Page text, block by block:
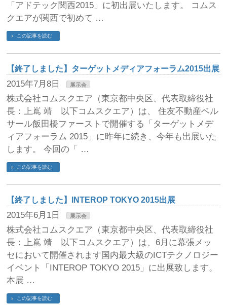
「アドテック関西2015」に初出展いたします。 コムス
クエアが関西で初めて …
この記事を読む
【終了しました】ターゲットメディアフォーラム2015出展
2015年7月8日 展示会
株式会社コムスクエア（東京都中央区、代表取締役社
長：上嶌 靖 以下コムスクエア）は、 住友不動産ベル
サール飯田橋ファーストで開催する「ターゲットメデ
ィアフォーラム 2015」に昨年に続き、今年も出展いた
します。 今回の「 …
この記事を読む
【終了しました】INTEROP TOKYO 2015出展
2015年6月1日 展示会
株式会社コムスクエア（東京都中央区、代表取締役社
長：上嶌 靖 以下コムスクエア）は、6月に幕張メッ
セにおいて開催されます国内最大級のICTテクノロジー
イベント「INTEROP TOKYO 2015」に出展致します。
本展 …
この記事を読む